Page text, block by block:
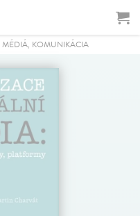
MÉDIÁ, KOMUNIKÁCIA